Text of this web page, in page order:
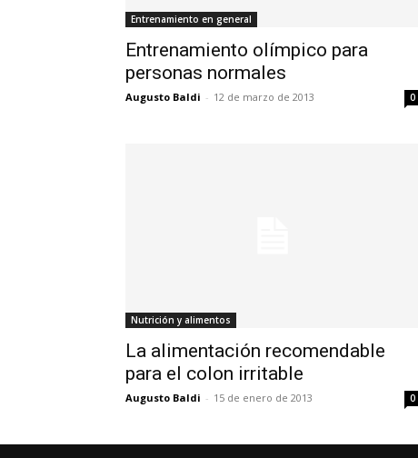
Entrenamiento en general
Entrenamiento olímpico para
personas normales
Augusto Baldi - 12 de marzo de 2013 0
Nutrición y alimentos
La alimentación recomendable
para el colon irritable
Augusto Baldi - 15 de enero de 2013 0